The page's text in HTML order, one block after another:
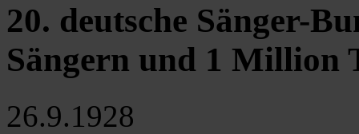
20. deutsche Sänger-
Sängern und 1 Million
26.9.1928